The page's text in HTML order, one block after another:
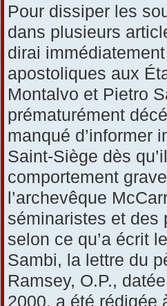
Pour dissiper les
dans plusieurs
dirai
apostoliques aux
Montalvo et Pietro
prématurément
manqué d’informer
Saint-Siège dès
comportement
l’archevêque
séminaristes et des
selon ce qu’a écrit
Sambi, la lettre du
Ramsey, O.P.,
2000, a été rédigée